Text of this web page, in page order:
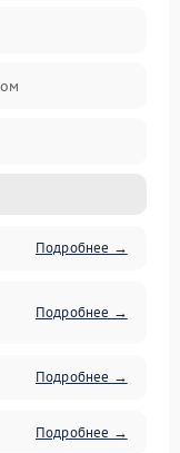
Подробнее →
Подробнее →
Подробнее →
Подробнее →